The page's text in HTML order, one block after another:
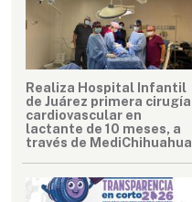
Realiza Hospital Infantil
de Juárez primera cirugía
cardiovascular en
lactante de 10 meses, a
través de MediChihuahua